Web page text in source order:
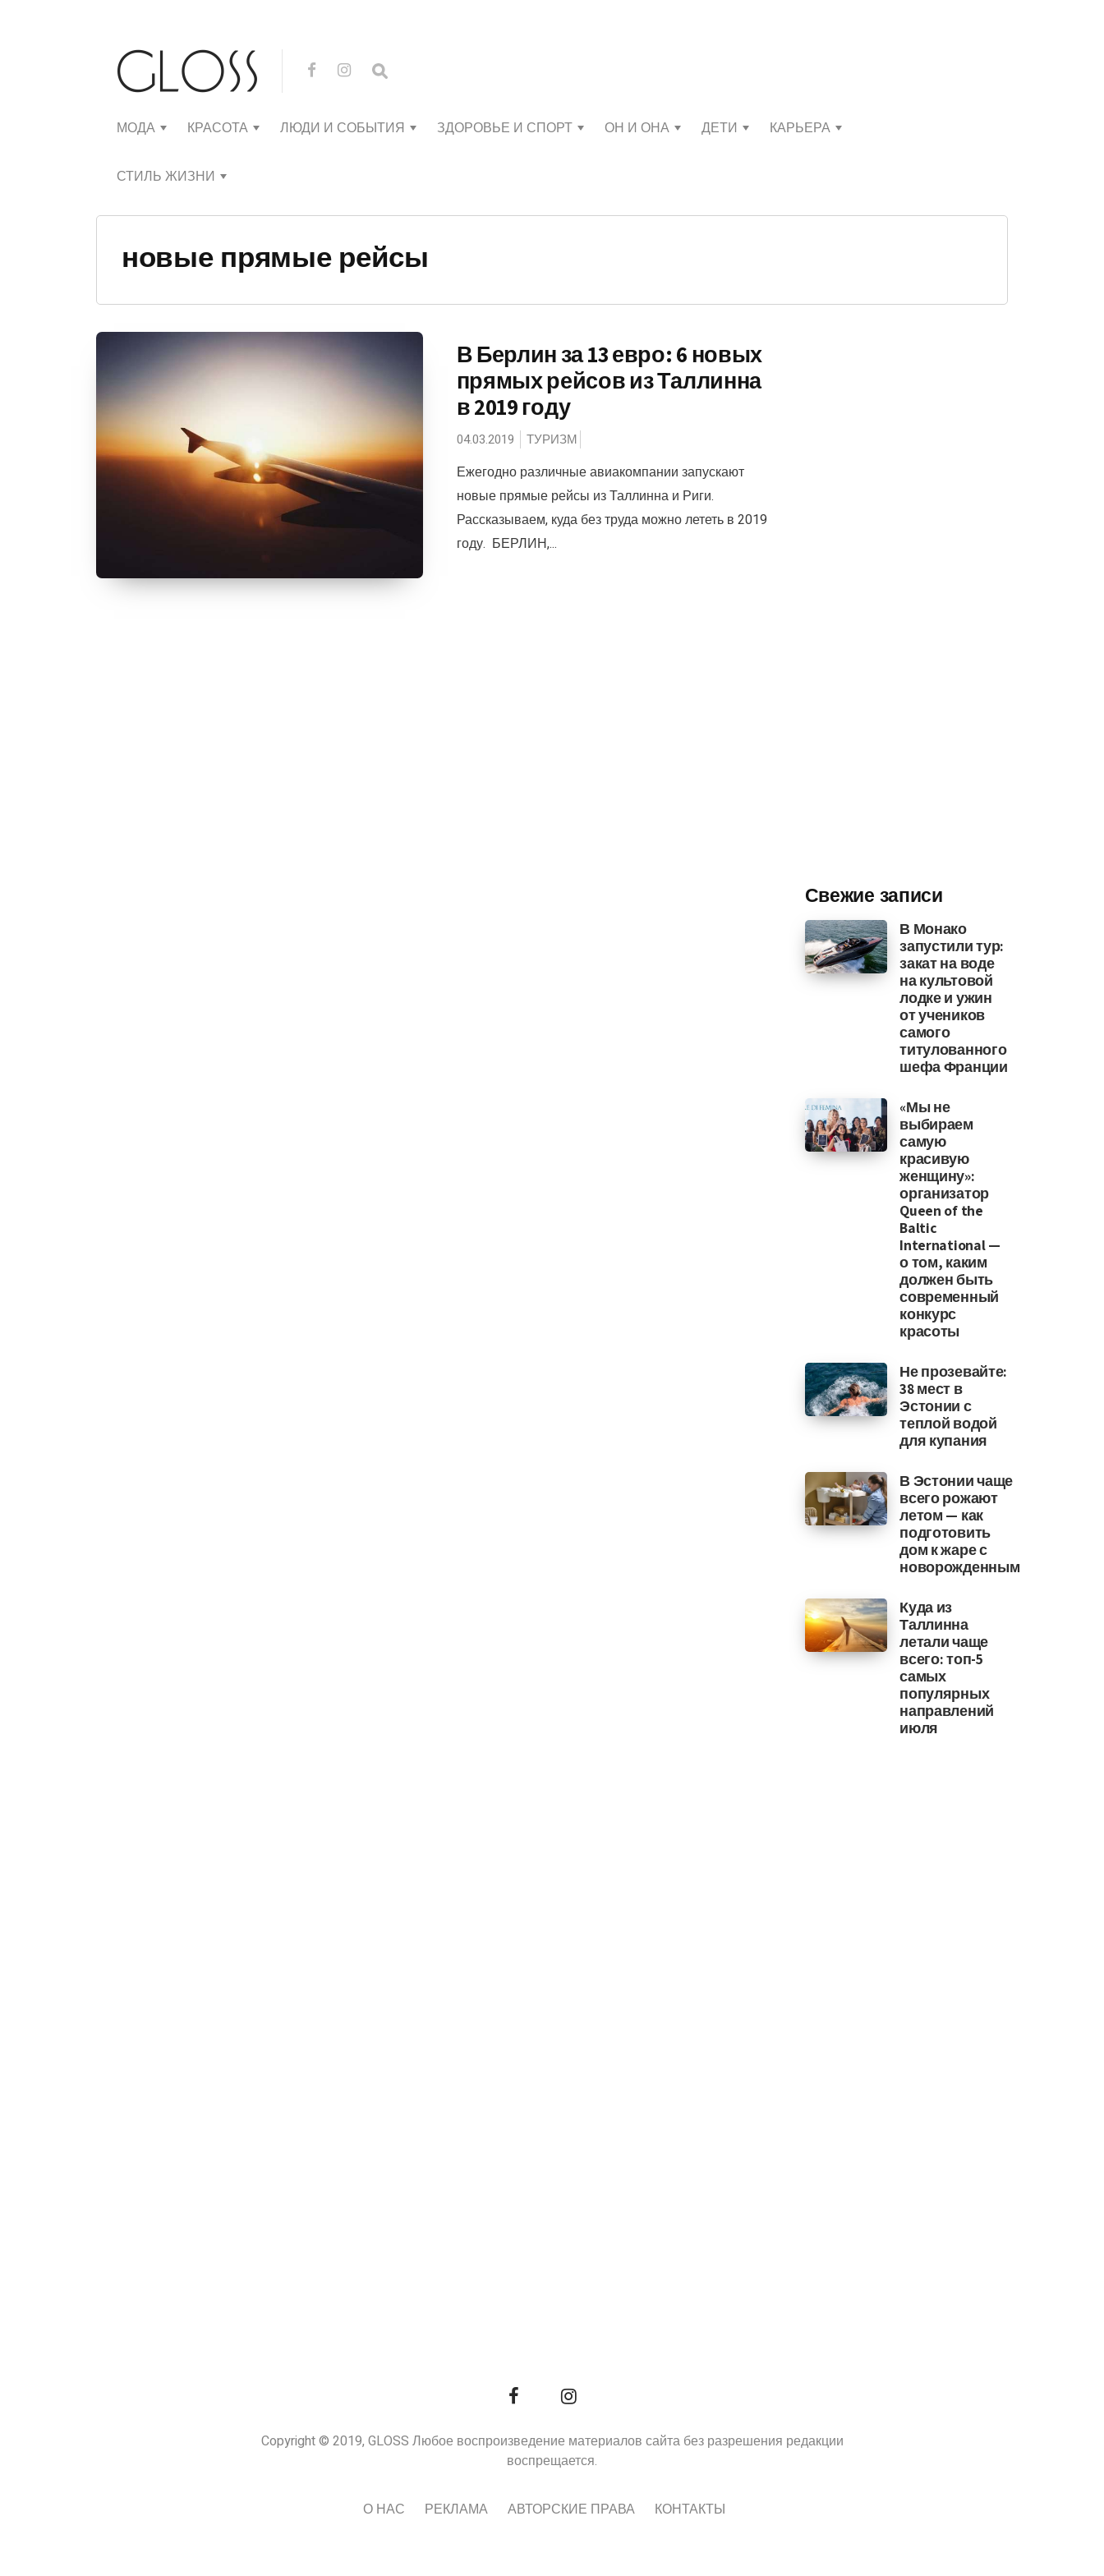
МОДА КРАСОТА ЛЮДИ И СОБЫТИЯ ЗДОРОВЬЕ И СПОРТ ОН И ОНА ДЕТИ КАРЬЕРА
СТИЛЬ ЖИЗНИ
новые прямые рейсы
В Берлин за 13 евро: 6 новых
прямых рейсов из Таллинна
в 2019 году
04.03.2019 ТУРИЗМ
Ежегодно различные авиакомпании запускают
новые прямые рейсы из Таллинна и Риги.
Рассказываем, куда без труда можно лететь в 2019
году. БЕРЛИН,...
Свежие записи
В Монако
запустили тур:
закат на воде
на культовой
лодке и ужин
от учеников
самого
титулованного
шефа Франции
«Мы не
выбираем
самую
красивую
женщину»:
организатор
Queen of the
Baltic
International —
о том, каким
должен быть
современный
конкурс
красоты
Не прозевайте:
38 мест в
Эстонии с
теплой водой
для купания
В Эстонии чаще
всего рожают
летом — как
подготовить
дом к жаре с
новорожденным
Куда из
Таллинна
летали чаще
всего: топ-5
самых
популярных
направлений
июля
Copyright © 2019, GLOSS Любое воспроизведение материалов сайта без разрешения редакции
воспрещается.
О НАС РЕКЛАМА АВТОРСКИЕ ПРАВА КОНТАКТЫ